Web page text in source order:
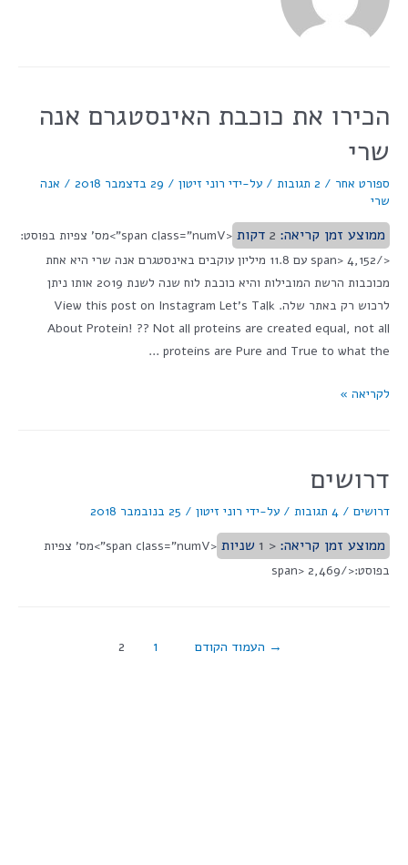
הכירו את כוכבת האינסטגרם אנה
שרי
ספורט אחר / 2 תגובות / על-ידי רוני זיטון / 29 בדצמבר 2018 / אנה
שרי
ממוצע זמן קריאה: 2 דקות
<span class="numV">מס' צפיות בפוסט:
</span> 4,152 עם 11.8 מיליון עוקבים באינסטגרם אנה שרי היא אחת
מכוכבות הרשת המובילות והיא כוכבת לוח שנה לשנת 2019 אותו ניתן
לרכוש רק באתר שלה. View this post on Instagram Let’s Talk
About Protein! ?? Not all proteins are created equal, not all
proteins are Pure and True to what the …
לקריאה »
דרושים
דרושים / 4 תגובות / על-ידי רוני זיטון / 25 בנובמבר 2018
ממוצע זמן קריאה: < 1 שניות
<span class="numV">מס' צפיות
בפוסט:</span> 2,469
→ העמוד הקודם 1
2